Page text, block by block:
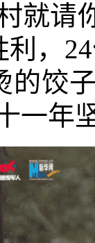
就请
利，
的饺
一年